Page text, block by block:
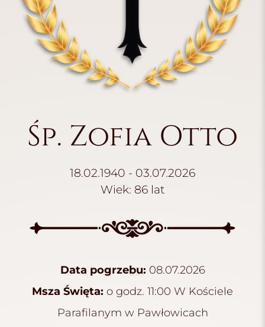
Śp. Zofia Otto
18.02.1940 - 03.07.2026
Wiek: 86 lat
Data pogrzebu: 08.07.2026
Msza Święta: o godz. 11:00 W Kościele
Parafilanym w Pawłowicach